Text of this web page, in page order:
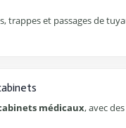
trappes et passages de
médicaux, avec des